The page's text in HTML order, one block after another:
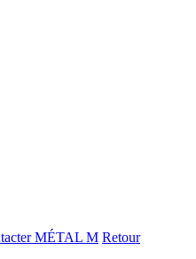
MÉTAL M Retour